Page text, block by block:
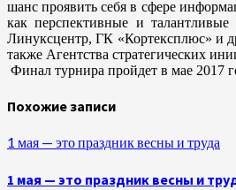
шанс проявить себя в сфере
как перспективные и
Линуксцентр, ГК «Кортексплюс» и
также Агентства стратегических
Финал турнира пройдет в мае 2017
Похожие записи
1 мая — это праздник весны и труда
1 мая — это праздник весны и